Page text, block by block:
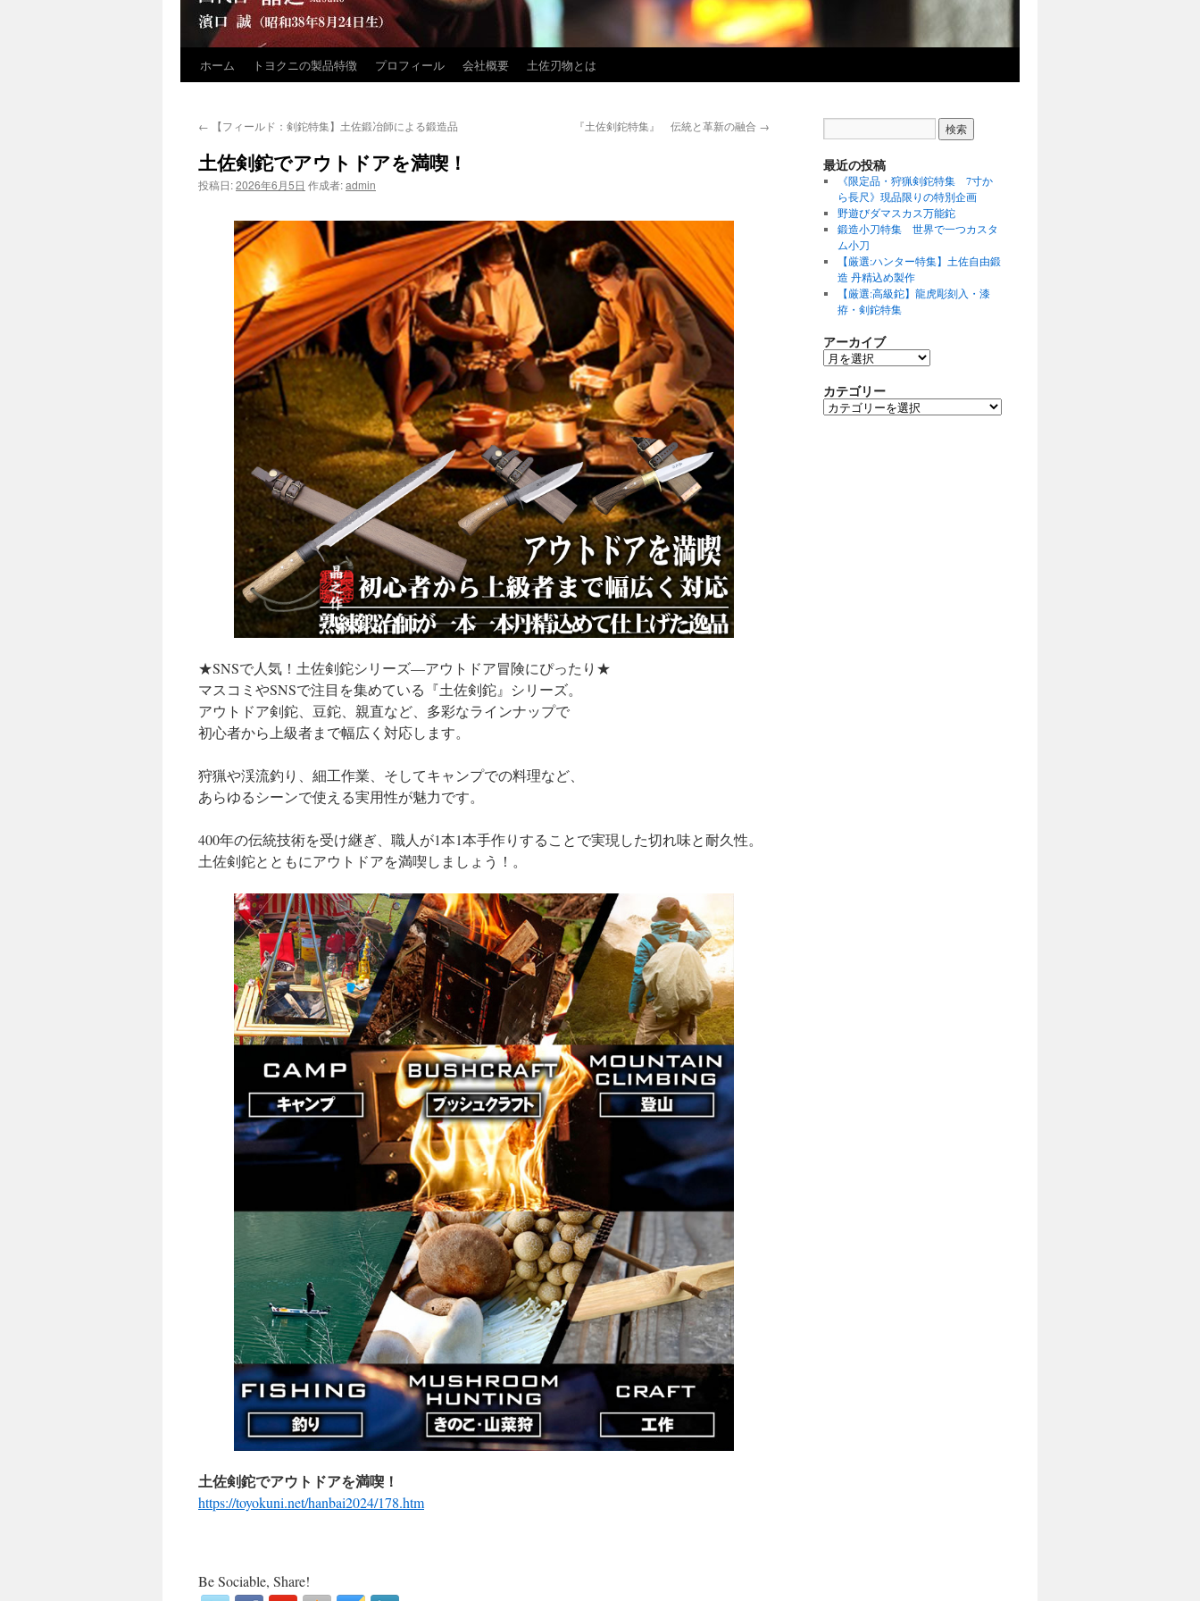
テ
ン
ホーム トヨクニの製品特徴 プロフィール 会社概要 土佐刃物とは
← 【フィールド：剣鉈特集】土佐鍛冶師による鍛造品 『土佐剣鉈特集』 伝統と革新の融合 →
土佐剣鉈でアウトドアを満喫！
投稿日:2026年6月5日 作成者:admin
★SNSで人気！土佐剣鉈シリーズ—アウトドア冒険にぴったり★
マスコミやSNSで注目を集めている『土佐剣鉈』シリーズ。
アウトドア剣鉈、豆鉈、親直など、多彩なラインナップで
初心者から上級者まで幅広く対応します。
狩猟や渓流釣り、細工作業、そしてキャンプでの料理など、
あらゆるシーンで使える実用性が魅力です。
400年の伝統技術を受け継ぎ、職人が1本1本手作りすることで実現した切れ味と耐久性。
土佐剣鉈とともにアウトドアを満喫しましょう！。
土佐剣鉈でアウトドアを満喫！
https://toyokuni.net/hanbai2024/178.htm
Be Sociable, Share!
最近の投稿
《限定品・狩猟剣鉈特集 7寸か
ら長尺》現品限りの特別企画
野遊びダマスカス万能鉈
鍛造小刀特集 世界で一つカスタ
ム小刀
【厳選:ハンター特集】土佐自由鍛
造 丹精込め製作
【厳選:高級鉈】龍虎彫刻入・漆
拵・剣鉈特集
アーカイブ
ア
カ
イ
カテゴリー
カ